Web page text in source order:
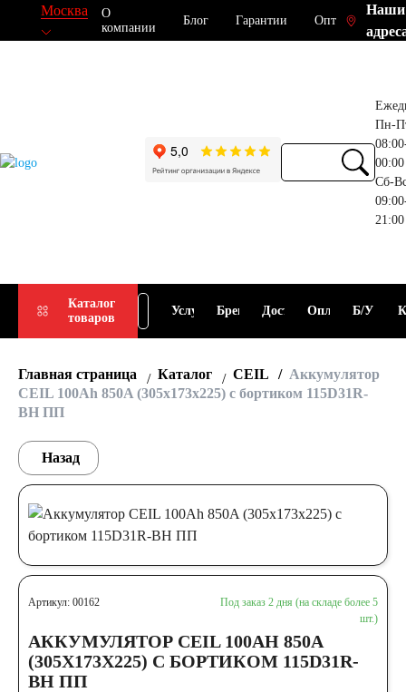
Москва
О
компании
Блог Гарантии Опт
Наши
Пн-
00:00
Сб-
21:00
Каталог
товаров
Подбор
АКБ
Услуги Бренды ДоставкаОплата Б/У
Главная страница Каталог CEIL
Аккумулятор
CEIL 100Ah 850A (305x173x225) с бортиком 115D31R-
BH ПП
Назад
Артикул: 00162
Под заказ 2 дня (на складе более 5
шт.)
АККУМУЛЯТОР CEIL 100AH 850A
(305X173X225) С БОРТИКОМ 115D31R-
BH ПП